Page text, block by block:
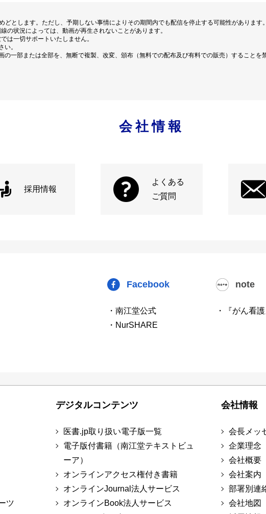
どとします。ただし、予期しない事情によりその期間内でも配信を停止する可能性があります。
の状況によっては、動画が再生されないことがあります。
は一切サポートいたしません。
い。
の一部または全部を、無断で複製、改変、頒布（無料での配布及び有料での販売）することを
会社情報
採用情報
よくある
ご質問
Facebook
・南江堂公式
・NurSHARE
note
・『がん看
ツ
デジタルコンテンツ
医書.jp取り扱い電子版一覧
電子版付書籍（南江堂テキストビュ
ーア）
オンラインアクセス権付き書籍
オンラインJournal法人サービス
オンラインBook法人サービス
会社情報
会長メッ
企業理念
会社概要
会社案内
部署別連
会社地図